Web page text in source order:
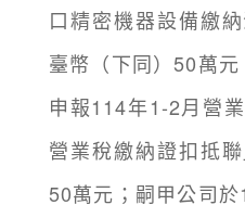
口精密機器設備繳
臺幣（下同）50萬
申報114年1-2月營
營業稅繳納證扣抵
50萬元；嗣甲公司